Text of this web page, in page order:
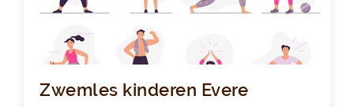
Zwemles kinderen Evere